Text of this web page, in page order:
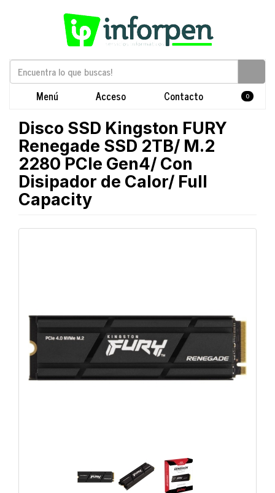
Menú Acceso Contacto 0
Disco SSD Kingston FURY
Renegade SSD 2TB/ M.2
2280 PCIe Gen4/ Con
Disipador de Calor/ Full
Capacity